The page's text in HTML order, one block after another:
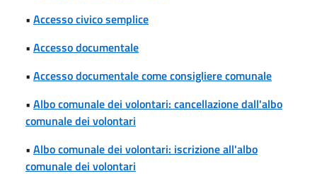
• Accesso civico semplice
• Accesso documentale
• Accesso documentale come consigliere comunale
• Albo comunale dei volontari: cancellazione dall'albo
comunale dei volontari
• Albo comunale dei volontari: iscrizione all'albo
comunale dei volontari